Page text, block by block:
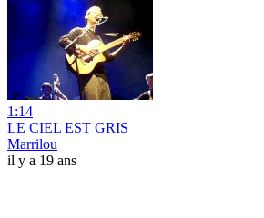
1:14
LE CIEL EST GRIS
Marrilou
il y a 19 ans